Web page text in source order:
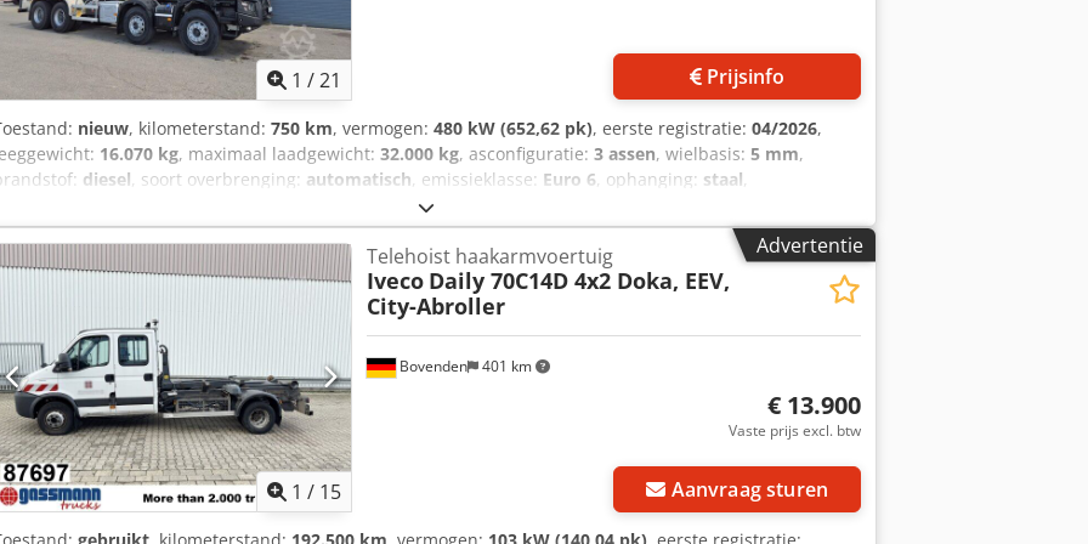
1 /21 Prijsinfo
nieuw, kilometerstand: 750 km, vermogen: 480 kW (652,62 pk), eerste registratie: 04/2026,
16.070 kg, maximaal laadgewicht: 32.000 kg, asconfiguratie: 3 assen, wielbasis: 5 mm,
diesel, soort overbrenging: automatisch, emissieklasse: Euro 6, ophanging: staal,
Bluetooth, achteruitrijcamera, airconditioning, boordcomputer,
vergrendeling, cruise control, • Uitschuifbare HIAB 26T kraanarm • ROCKINGER koppeling •
Hydraulische aansluitingen achter • Hydraulisch reservoir (BAE) • Optibrake retarder • Achteruitrijcamera •
GPS • Airconditioning • Bluetooth Crodpfxszcg Ras Al Asf • Zwaailichten • Snelheidsregelaar en -begrenzer
• Opbergkist • Verticale uitlaat • Achterruit cabine • Urenmeter • Achter LED-verlichting • Wielbasis 5600
mm • Laadbak min. 6,50 m • Laadbak max. 8,00 m
Advertentie
1 / 15
Bovenden 401 km
Telehoist haakarmvoertuig
Iveco Daily 70C14D 4x2 Doka, EEV,
City-Abroller
€ 13.900
Vaste prijs excl. btw
Aanvraag sturen
gebruikt , kilometerstand: 192.500 km , vermogen: 103 kW (140,04 pk) , eerste registratie: